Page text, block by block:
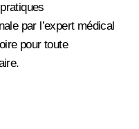
par l’expert médical
pour toute